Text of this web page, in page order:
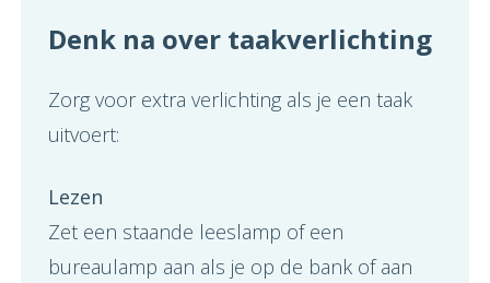
Denk na over taakverlichting
Zorg voor extra verlichting als je een taak
uitvoert:
Lezen
Zet een staande leeslamp of een
bureaulamp aan als je op de bank of aan